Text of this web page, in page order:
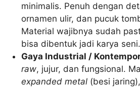
minimalis. Penuh dengan
ornamen ulir, dan pucuk
Material wajibnya sudah
bisa dibentuk jadi karya seni.
Gaya Industrial /
raw, jujur, dan fungsional.
expanded metal (besi